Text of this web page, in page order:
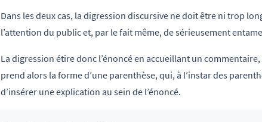
Dans les deux cas, la digression discursive ne doit être ni trop
l’attention du public et, par le fait même, de sérieusement
La digression étire donc l’énoncé en accueillant un
prend alors la forme d’une parenthèse, qui, à l’instar des
d’insérer une explication au sein de l’énoncé.